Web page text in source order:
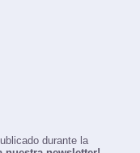
durante la